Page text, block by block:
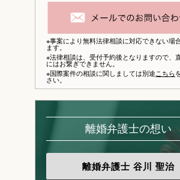
※事案により無料法律相談に対応できない場
ます。
※法律相談は、 受付予約後となりますので、
にはお繋ぎできません。
※国際案件の相談に関しましては別途こちら
さい。
離婚弁護士の想い
離婚弁護士 谷川 聖治